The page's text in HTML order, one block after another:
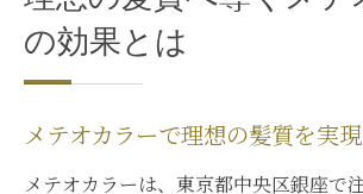
の効果とは
メテオカラーで理想の髪質を実
メテオカラーは、東京都中央区銀座で